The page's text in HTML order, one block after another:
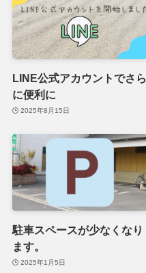
LINE公式アカウントでさら
に便利に
2025年8月15日
駐車スペースが少なくなり
ます。
2025年1月5日